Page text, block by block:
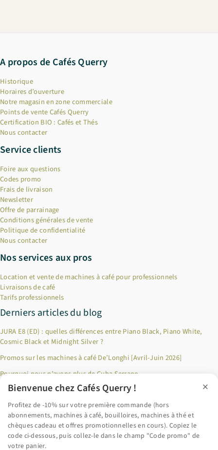
A propos de Cafés Querry
Historique
Horaires d’ouverture
Notre magasin en zone commerciale
Points de vente Cafés Querry
Certification BIO : Cafés et Thés
Nous contacter
Service clients
Foire aux questions
Codes promo
Frais de livraison
Newsletter
Offre de parrainage
Conditions générales de vente
Politique de confidentialité
Nous contacter
Nos services aux pros
Location et vente de machines à café pour professionnels
Livraisons de café
Tarifs professionnels
Derniers articles du blog
JURA E8 (ED) : quelles différences entre Piano Black, Piano White,
Cosmic Black et Midnight Silver ?
Promos sur les machines à café De’Longhi [Avril-Juin 2026]
Pourquoi nous n’avons plus de Cuba Serrano
Jusqu’à 100€ remboursés sur les produits Riviera & Bar ! [Décembre
2024]
Pourquoi privilégier le café en grains fraîchement torréfié ?
Accéder au blog
×
Bienvenue chez Cafés Querry !
Profitez de -10% sur votre première commande (hors
abonnements, machines à café, bouilloires, machines à thé et
chèques cadeau et offres promotionnelles en cours). Copiez le
code ci-dessous, puis collez-le dans le champ "Code promo" de
votre panier.